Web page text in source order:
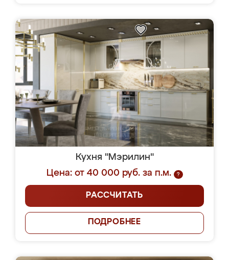
Кухня "Мэрилин"
Цена: от 40 000 руб. за п.м.
?
РАССЧИТАТЬ
ПОДРОБНЕЕ